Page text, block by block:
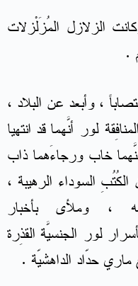
الزلازل المُزَلْزلات
.
، وأُبعد عن البلاد ،
لور أنّهما قد انتهَيا
خاب ورجاءَهما ذاب
السوداء الرهيبة ،
، وملأى بأخبار
لور الجنسيّة القَذِرة
حدّاد الداهشيّة .